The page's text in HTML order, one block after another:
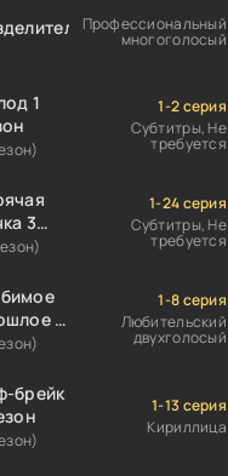
Профессиональный
многоголосый
1
1-2 серия
Субтитры, Не
требуется
3
1-24 серия
Субтитры, Не
требуется
1
1-8 серия
Любительский
двухголосый
брейк
1-13 серия
Кириллица